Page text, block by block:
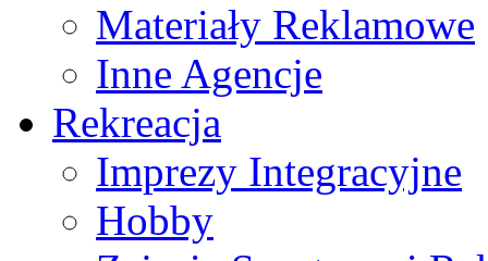
Materiały Reklamowe
Inne Agencje
Rekreacja
Imprezy Integracyjne
Hobby